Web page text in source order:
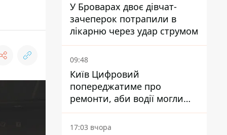
У Броварах двоє дівчат-
зачеперок потрапили в
лікарню через удар струмом
09:48
Київ Цифровий
попереджатиме про
ремонти, аби водії могли
уникати ділянок із заторами
17:03 вчора